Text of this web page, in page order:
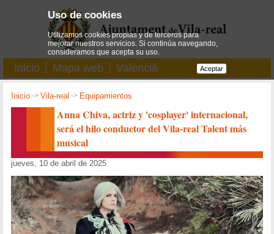
Inicio Mapa web Valencià
Inicio ->Vila-real -> Equipamientos
Anna Chiva, actriz y 'cosplayer' internacional,
será el hilo conductor del Vila-real Talent más
musical
jueves, 10 de abril de 2025
Uso de cookies
Utilizamos cookies propias y de terceros para
mejorar nuestros servicios. Si continúa navegando,
consideramos que acepta su uso.
Aceptar